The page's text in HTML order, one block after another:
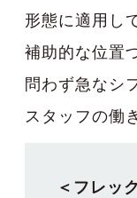
形態に適用し
補助的な位置
問わず急なシ
スタッフの働
＜フレッ